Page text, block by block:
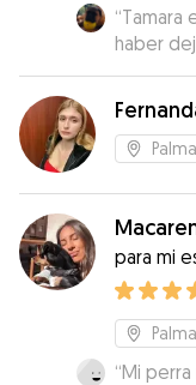
“Tamara
haber
como
estuvo
la familia
para mi
“Mi perra